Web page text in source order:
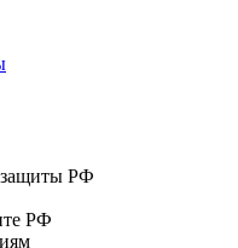
защиты РФ
РФ